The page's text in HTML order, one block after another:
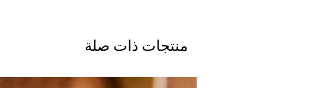
منتجات ذات صلة